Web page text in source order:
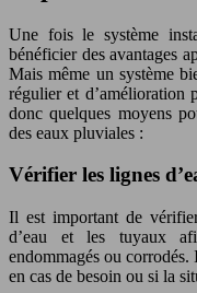
Une fois le système
bénéficier des avantages
Mais même un système
régulier et d’amélioration
donc quelques moyens
des eaux pluviales :
Vérifier les lignes
Il est important de
d’eau et les tuyaux
endommagés ou corrodés.
en cas de besoin ou si la